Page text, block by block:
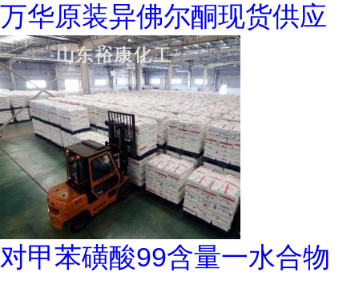
万华原装异佛尔酮现货供应
对甲苯磺酸99含量一水合物